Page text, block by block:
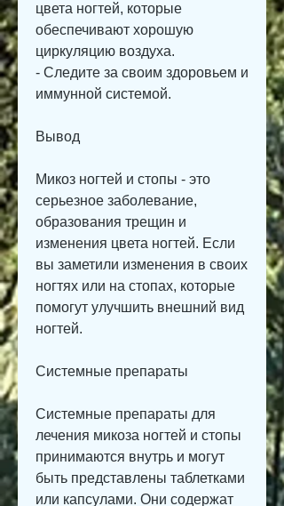
цвета ногтей, которые
обеспечивают хорошую
циркуляцию воздуха.
- Следите за своим здоровьем и
иммунной системой.
Вывод
Микоз ногтей и стопы - это
серьезное заболевание,
образования трещин и
изменения цвета ногтей. Если
вы заметили изменения в своих
ногтях или на стопах, которые
помогут улучшить внешний вид
ногтей.
Системные препараты
Системные препараты для
лечения микоза ногтей и стопы
принимаются внутрь и могут
быть представлены таблетками
или капсулами. Они содержат